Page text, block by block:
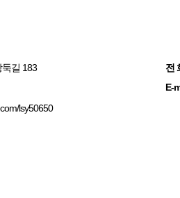
길 183
lsy50650
전
E-